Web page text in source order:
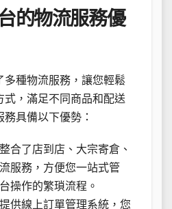
的物流服務優
多種物流服務，讓您輕鬆
式，滿足不同商品和配送
具備以下優勢：
合了店到店、大宗寄倉、
服務，方便您一站式管
操作的繁瑣流程。
供線上訂單管理系統，您